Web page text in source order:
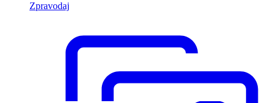
Zpravodaj